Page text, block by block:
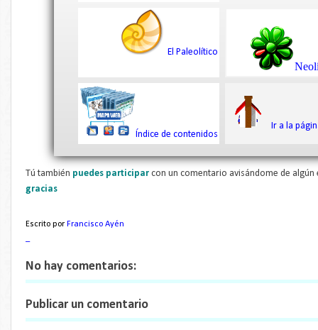
El Paleolítico
Índice de contenidos
Ir a la
Tú también puedes participar con un comentario avisándome de
gracias
Escrito por Francisco Ayén
No hay comentarios:
Publicar un comentario